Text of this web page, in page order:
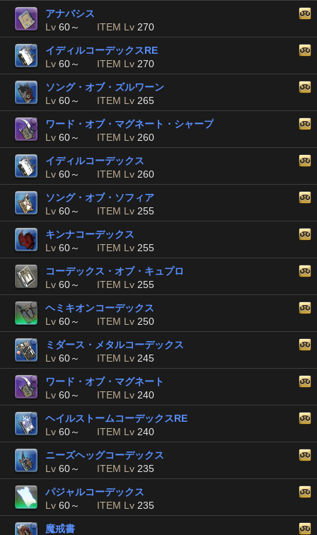
アナバシス
Lv 60～ ITEM Lv 270
イディルコーデックスRE
Lv 60～ ITEM Lv 270
ソング・オブ・ズルワーン
Lv 60～ ITEM Lv 265
ワード・オブ・マグネート・シャープ
Lv 60～ ITEM Lv 260
イディルコーデックス
Lv 60～ ITEM Lv 260
ソング・オブ・ソフィア
Lv 60～ ITEM Lv 255
キンナコーデックス
Lv 60～ ITEM Lv 255
コーデックス・オブ・キュプロ
Lv 60～ ITEM Lv 255
ヘミキオンコーデックス
Lv 60～ ITEM Lv 250
ミダース・メタルコーデックス
Lv 60～ ITEM Lv 245
ワード・オブ・マグネート
Lv 60～ ITEM Lv 240
ヘイルストームコーデックスRE
Lv 60～ ITEM Lv 240
ニーズヘッグコーデックス
Lv 60～ ITEM Lv 235
パジャルコーデックス
Lv 60～ ITEM Lv 235
魔戒書